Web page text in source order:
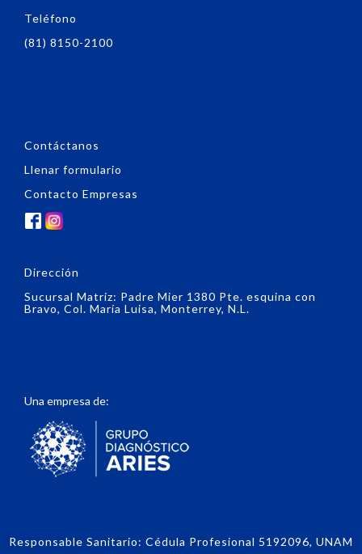
Teléfono
(81) 8150-2100
Contáctanos
Llenar formulario
Contacto Empresas
Dirección
Sucursal Matriz: Padre Mier 1380 Pte. esquina con
Bravo, Col. María Luisa, Monterrey, N.L.
Una empresa de:
Responsable Sanitario: Cédula Profesional 5192096, UNAM